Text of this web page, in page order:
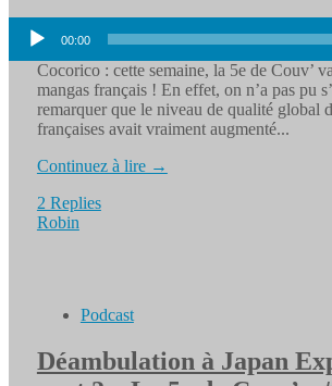
Lecteur
audio
00:00
Cocorico : cette semaine, la 5e de Couv’
mangas français ! En effet, on n’a pas pu
remarquer que le niveau de qualité global
françaises avait vraiment augmenté...
Continuez à lire →
2 Replies
Robin
Podcast
Déambulation à Japan